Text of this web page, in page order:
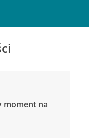
moment na